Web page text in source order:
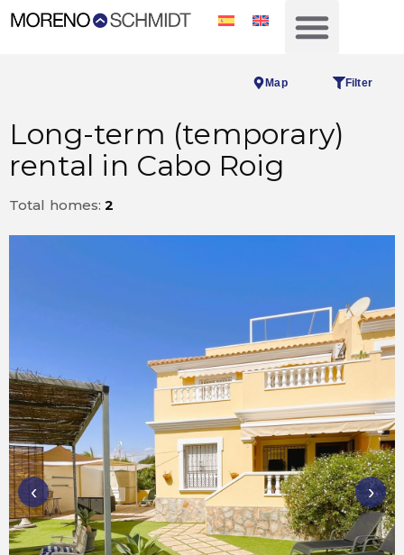
Map Filter
Long-term (temporary)
rental in Cabo Roig
Total homes:2
‹ ›